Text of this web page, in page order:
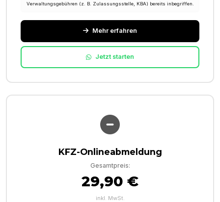
Verwaltungsgebühren (z. B. Zulassungsstelle, KBA) bereits inbegriffen.
Mehr erfahren
Jetzt starten
KFZ-Onlineabmeldung
Gesamtpreis:
29,90 €
inkl. MwSt.